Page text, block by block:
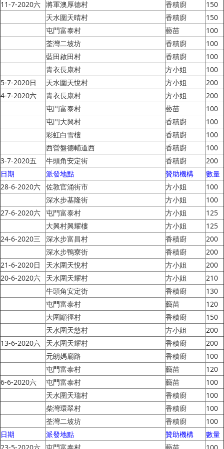
11-7-2020六 將軍澳厚德村 香積廚
150
天水圍天晴村
香積廚
150
屯門富泰村
藝苗
100
荃灣二坡坊
香積廚
100
藍田啟田村
香積廚
100
青衣長康村
方小姐
100
5-7-2020日
天水圍天悅村 方小姐
200
4-7-2020六
青衣長康村 方小姐
200
屯門富泰村
藝苗
100
屯門大興村
香積廚
100
彩虹白雪樓
香積廚
100
西營盤德輔道西
香積廚
100
3-7-2020五
牛頭角安定街 香積廚
200
日期
派發地點 贊助機構
數量
28-6-2020六 佐敦官涌街市 方小姐
100
深水步基隆街
方小姐
100
27-6-2020六 屯門富泰村 方小姐
125
大興村興耀樓
方小姐
125
24-6-2020三
深水步富昌村 香積廚
200
深水步鴨寮街
香積廚
200
21-6-2020日
天水圍天悅村 方小姐
200
20-6-2020六
天水圍天耀村 方小姐
210
牛頭角安定街
香積廚
130
屯門富泰村
藝苗
120
大圍顯徑村
香積廚
150
天水圍天慈村
方小姐
200
13-6-2020六
天水圍天耀村 香積廚
200
元朗媽廟路
香積廚
100
屯門富泰村
藝苗
120
6-6-2020六
屯門富泰村 藝苗
100
天水圍天瑞村
香積廚
100
柴灣環翠村
香積廚
100
荃灣二坡坊
香積廚
100
日期
派發地點 贊助機構
數量